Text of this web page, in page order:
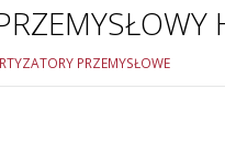
PRZEMYSŁOWE